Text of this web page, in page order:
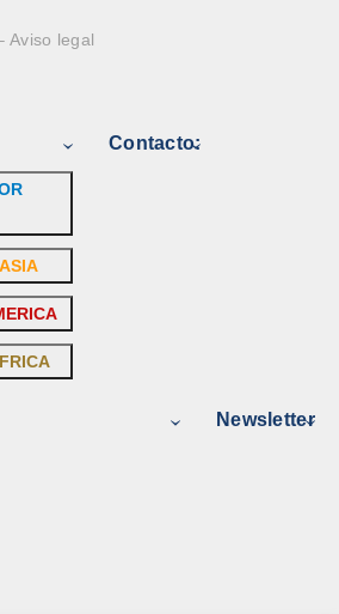
Aviso legal
Contacto:
Newsletter